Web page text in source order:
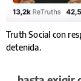
Truth Social con
detenida.